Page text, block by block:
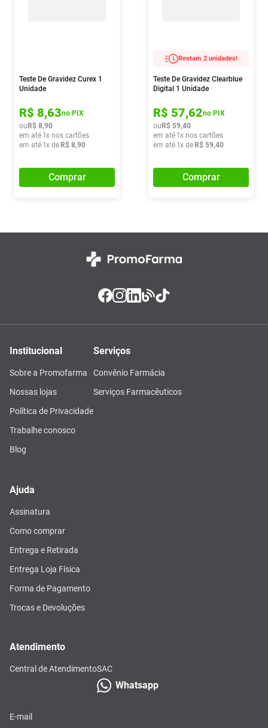
Teste De Gravidez Curex 1
Unidade
R$ 8,63no PIX
ou R$ 8,90
em até 1x nos cartões
em até 1x de R$ 8,90
Comprar
Restam 2 unidades!
Teste De Gravidez Clearblue
Digital 1 Unidade
R$ 57,62no PIX
ou R$ 59,40
em até 1x nos cartões
em até 1x de R$ 59,40
Comprar
Institucional
Sobre a Promofarma
Nossas lojas
Política de Privacidade
Trabalhe conosco
Blog
Serviços
Convênio Farmácia
Serviços Farmacêuticos
Ajuda
Assinatura
Como comprar
Entrega e Retirada
Entrega Loja Física
Forma de Pagamento
Trocas e Devoluções
Atendimento
Central de AtendimentoSAC
Whatsapp
E-mail